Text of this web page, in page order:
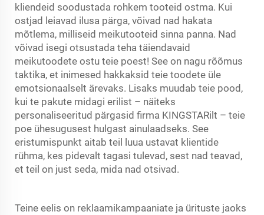
kliendeid soodustada rohkem tooteid ostma. Kui
ostjad leiavad ilusa pärga, võivad nad hakata
mõtlema, milliseid meikutooteid sinna panna. Nad
võivad isegi otsustada teha täiendavaid
meikutoodete ostu teie poest! See on nagu rõõmus
taktika, et inimesed hakkaksid teie toodete üle
emotsionaalselt ärevaks. Lisaks muudab teie pood,
kui te pakute midagi erilist – näiteks
personaliseeritud pärgasid firma KINGSTARilt – teie
poe ühesugusest hulgast ainulaadseks. See
eristumispunkt aitab teil luua ustavat klientide
rühma, kes pidevalt tagasi tulevad, sest nad teavad,
et teil on just seda, mida nad otsivad.
Teine eelis on reklaamikampaaniate ja ürituste jaoks